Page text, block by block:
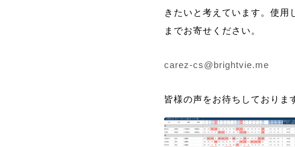
きたいと考えています。使用
までお寄せください。
carez-cs@brightvie.me
皆様の声をお待ちしておりま